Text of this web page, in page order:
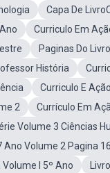
Capa De
Curriculo Em
Paginas Do
História
Curriculo E
2
Currículo Em
Volume 3 Ciências
Ano Volume 2 Pagina
I 5º Ano